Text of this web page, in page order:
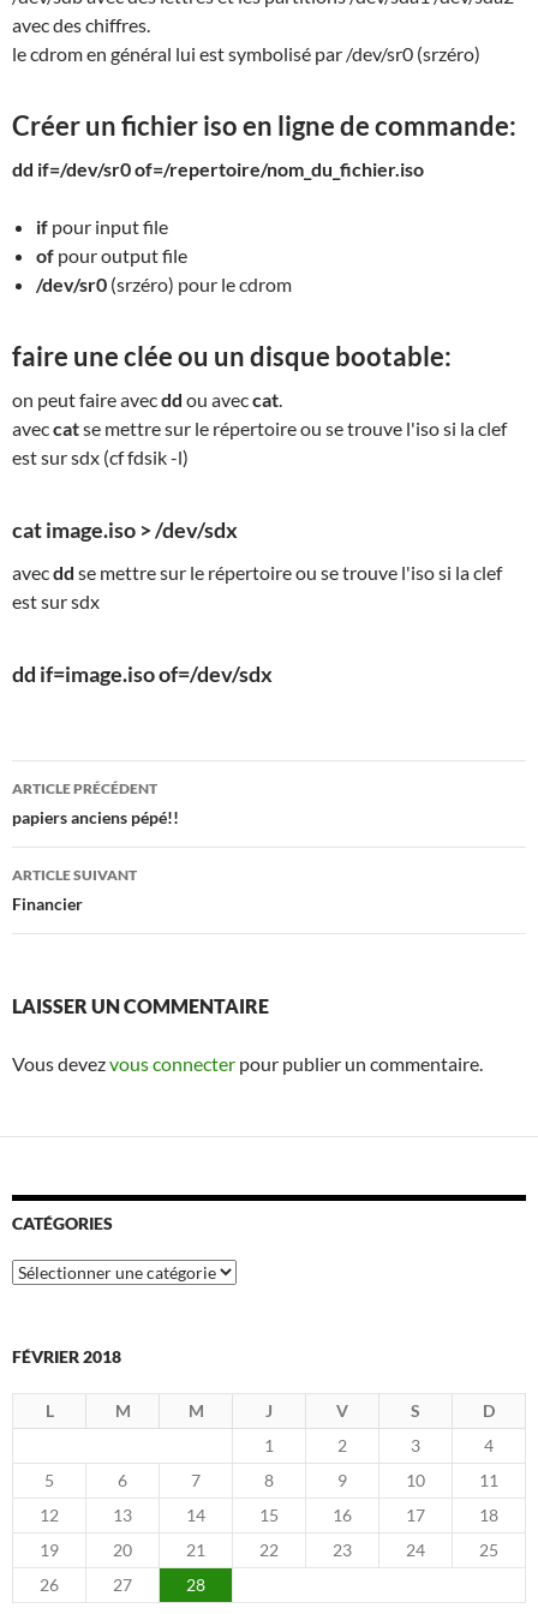
avec des chiffres.
le cdrom en général lui est symbolisé par /dev/sr0 (srzéro)
Créer un fichier iso en ligne de commande:
dd if=/dev/sr0 of=/repertoire/nom_du_fichier.iso
if pour input file
of pour output file
/dev/sr0 (srzéro) pour le cdrom
faire une clée ou un disque bootable:
on peut faire avecdd ou aveccat.
aveccatse mettre sur le répertoire ou se trouve l'iso si la clef
est sur sdx (cf fdsik -l)
cat image.iso > /dev/sdx
avecdd se mettre sur le répertoire ou se trouve l'iso si la clef
est sur sdx
dd if=image.iso of=/dev/sdx
Navigation
des
articles
ARTICLE PRÉCÉDENT
papiers anciens pépé!!
ARTICLE SUIVANT
Financier
LAISSER UN COMMENTAIRE
Vous devezvous connecter pour publier un commentaire.
CATÉGORIES
Catégories
FÉVRIER 2018
L M M J V S
D
1
2 3
4
5
6 7 8 9 10
11
12
13 14 15 16 17
18
19
20 21 22 23 24
25
26
27
28